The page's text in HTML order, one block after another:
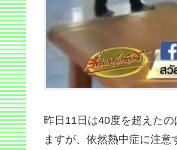
昨日11日は40度を超えた
ますが、依然熱中症に注意